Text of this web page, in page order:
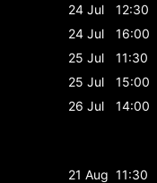
24 Jul
12:30
24 Jul
16:00
25 Jul
11:30
25 Jul
15:00
26 Jul
14:00
21 Aug 11:30